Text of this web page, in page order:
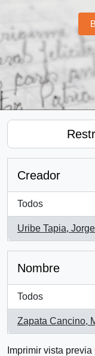
Creador
Todos
Uribe Tapia, Jorge
, 1 resultados
Nombre
Todos
Zapata Cancino,
, 1 resultados
Imprimir vista previa